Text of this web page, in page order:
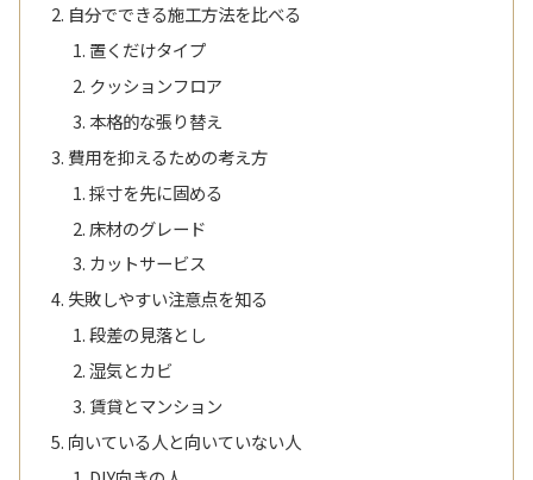
自分でできる施工方法を比べる
置くだけタイプ
クッションフロア
本格的な張り替え
費用を抑えるための考え方
採寸を先に固める
床材のグレード
カットサービス
失敗しやすい注意点を知る
段差の見落とし
湿気とカビ
賃貸とマンション
向いている人と向いていない人